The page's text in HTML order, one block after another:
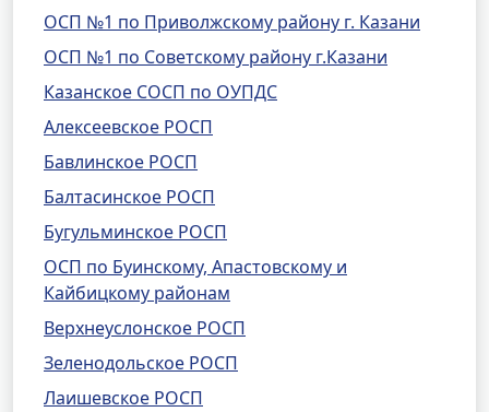
ОСП №1 по Приволжскому району г. Казани
ОСП №1 по Советскому району г.Казани
Казанское СОСП по ОУПДС
Алексеевское РОСП
Бавлинское РОСП
Балтасинское РОСП
Бугульминское РОСП
ОСП по Буинскому, Апастовскому и
Кайбицкому районам
Верхнеуслонское РОСП
Зеленодольское РОСП
Лаишевское РОСП